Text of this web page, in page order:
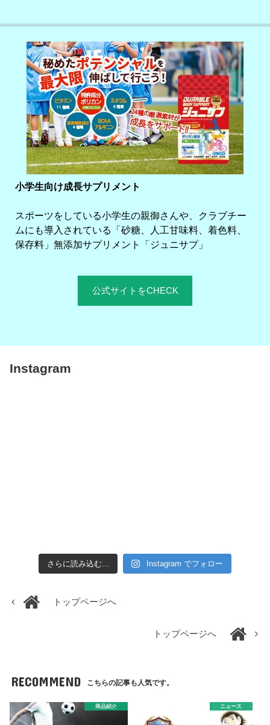
小学生向け成長サプリメント
スポーツをしている小学生の親御さんや、クラブチー
ムにも導入されている「砂糖、人工甘味料、着色料、
保存料」無添加サプリメント「ジュニサプ」
公式サイトをCHECK
Instagram
さらに読み込む... Instagram でフォロー
トップページへ
トップページへ
RECOMMEND こちらの記事も人気です。
商品紹介 ニュース